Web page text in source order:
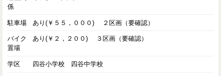
係
駐車場 あり(￥５５，０００) ２区画（要確認）
バイク
置場
あり(￥２，２００) ３区画（要確認）
学区 四谷小学校 四谷中学校